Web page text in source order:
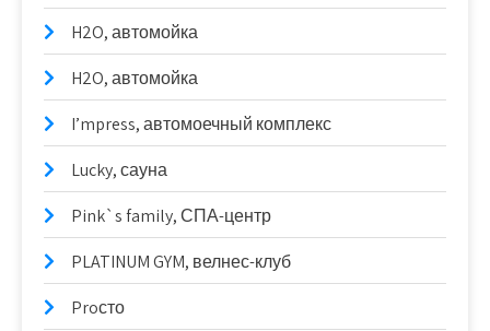
H2O, автомойка
H2O, автомойка
I’mpress, автомоечный комплекс
Lucky, сауна
Pink`s family, СПА-центр
PLATINUM GYM, велнес-клуб
Proсто